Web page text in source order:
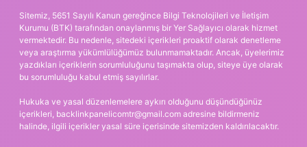
Sitemiz, 5651 Sayılı Kanun gereğince Bilgi Teknolojileri ve İletişim
Kurumu (BTK) tarafından onaylanmış bir Yer Sağlayıcı olarak hizmet
vermektedir. Bu nedenle, sitedeki içerikleri proaktif olarak denetleme
veya araştırma yükümlülüğümüz bulunmamaktadır. Ancak, üyelerimiz
yazdıkları içeriklerin sorumluluğunu taşımakta olup, siteye üye olarak
bu sorumluluğu kabul etmiş sayılırlar.
Hukuka ve yasal düzenlemelere aykırı olduğunu düşündüğünüz
içerikleri, backlinkpanelicomtr@gmail.com adresine bildirmeniz
halinde, ilgili içerikler yasal süre içerisinde sitemizden kaldırılacaktır.